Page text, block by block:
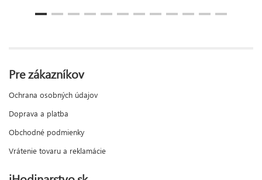
Pre zákazníkov
Ochrana osobných údajov
Doprava a platba
Obchodné podmienky
Vrátenie tovaru a reklamácie